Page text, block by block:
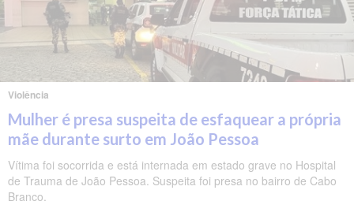
Violência
Mulher é presa suspeita de esfaquear a própria
mãe durante surto em João Pessoa
Vítima foi socorrida e está internada em estado grave no Hospital
de Trauma de João Pessoa. Suspeita foi presa no bairro de Cabo
Branco.